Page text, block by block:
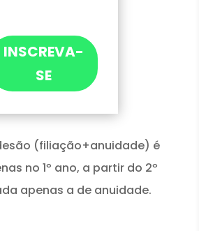
INSCREVA-
SE
(filiação+anuidade) é
no 1º ano, a partir do 2º
apenas a de anuidade.